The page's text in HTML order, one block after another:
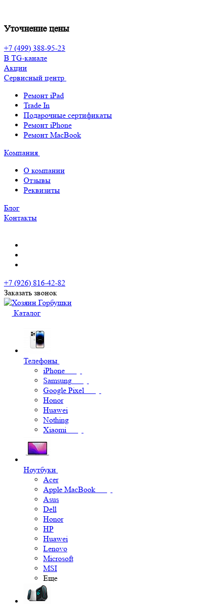
Уточнение цены
+7 (499) 388-95-23
В TG-канале
Акции
Сервисный центр
Ремонт iPad
Trade In
Подарочные сертификаты
Ремонт iPhone
Ремонт MacBook
Компания
О компании
Отзывы
Реквизиты
Блог
Контакты
+7 (926) 816-42-82
Заказать звонок
Каталог
Телефоны
iPhone
Samsung
Google Pixel
Honor
Huawei
Nothing
Xiaomi
Ноутбуки
Acer
Apple MacBook
Asus
Dell
Honor
HP
Huawei
Lenovo
Microsoft
MSI
Еще